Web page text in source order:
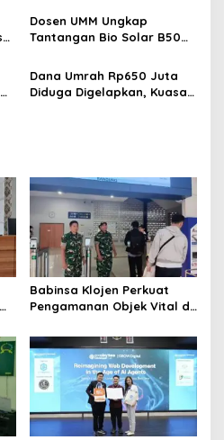
Melalui Kerja Sama dengan
Universitas Ciputra
Surabaya
Dosen UMM Ungkap
Tantangan Bio Solar B50
Langkah Perawatan yang
Wajib Dilakukan
Dana Umrah Rp650 Juta
Diduga Digelapkan, Kuasa
Babinsa Klojen Perkuat
Pengamanan Objek Vital di
Lama